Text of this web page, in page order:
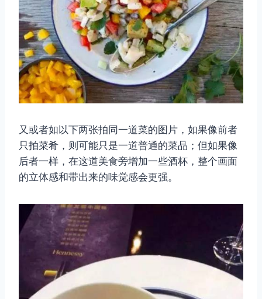
又或者如以下两张拍同一道菜的图片，如果像前者
只拍菜肴，则可能只是一道普通的菜品；但如果像
后者一样，在这道美食旁增加一些酒杯，整个画面
的立体感和带出来的味觉感会更强。